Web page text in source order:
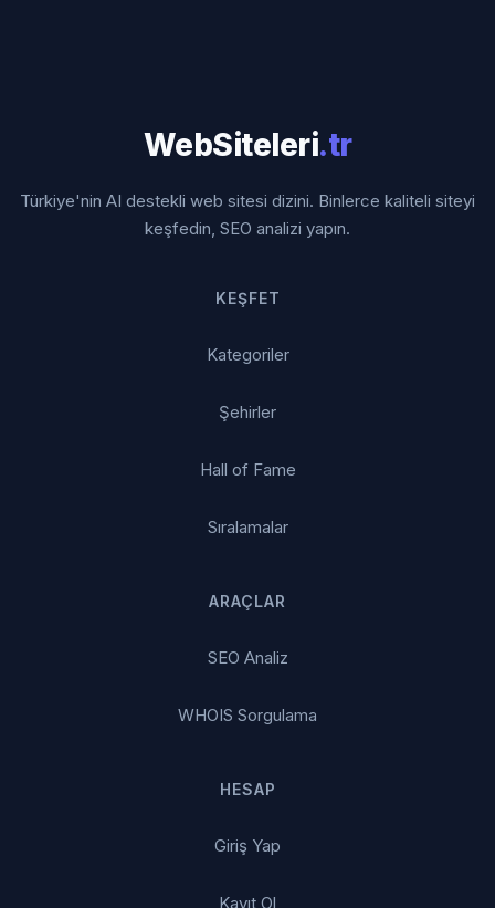
WebSiteleri.tr
Türkiye'nin AI destekli web sitesi dizini. Binlerce kaliteli siteyi
keşfedin, SEO analizi yapın.
KEŞFET
Kategoriler
Şehirler
Hall of Fame
Sıralamalar
ARAÇLAR
SEO Analiz
WHOIS Sorgulama
HESAP
Giriş Yap
Kayıt Ol